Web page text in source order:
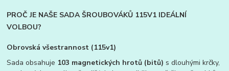
PROČ JE NAŠE SADA ŠROUBOVÁKŮ 115V1 IDEÁLNÍ
VOLBOU?
Obrovská všestrannost (115v1)
Sada obsahuje 103 magnetických hrotů (bitů) s dlouhými krčky,